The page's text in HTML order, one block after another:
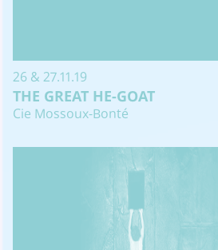
26 & 27.11.19
THE GREAT HE-GOAT
Cie Mossoux-Bonté